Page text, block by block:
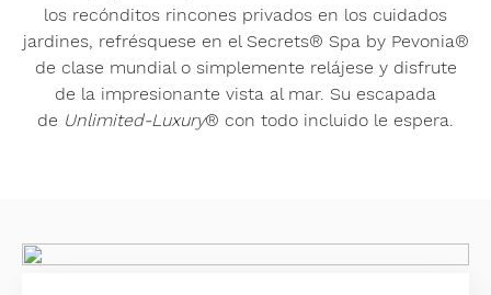
los recónditos rincones privados en los cuidados
jardines, refrésquese en el Secrets® Spa by Pevonia®
de clase mundial o simplemente relájese y disfrute
de la impresionante vista al mar. Su escapada
de Unlimited-Luxury® con todo incluido le espera.